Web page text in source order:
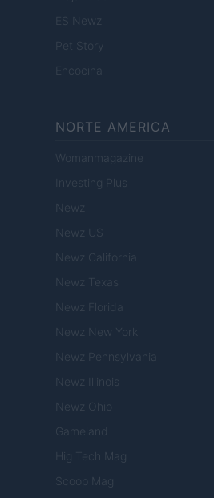
ES Newz
Pet Story
Encocina
NORTE AMERICA
Womanmagazine
Investing Plus
Newz
Newz US
Newz California
Newz Texas
Newz Florida
Newz New York
Newz Pennsylvania
Newz Illinois
Newz Ohio
Gameland
Hig Tech Mag
Scoop Mag